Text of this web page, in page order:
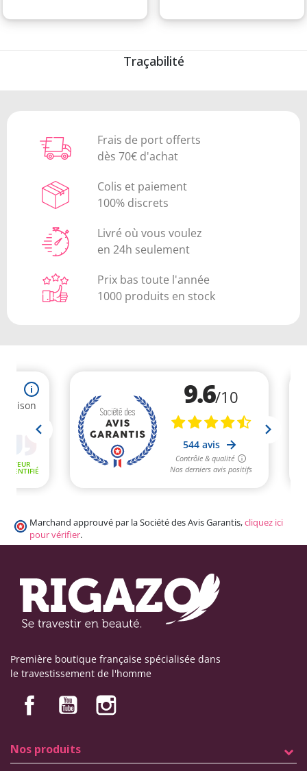
Traçabilité
Frais de port offerts
dès 70€ d'achat
Colis et paiement
100% discrets
Livré où vous voulez
en 24h seulement
Prix bas toute l'année
1000 produits en stock
Marchand approuvé par la Société des Avis Garantis,cliquez ici
pour vérifier.
Première boutique française spécialisée dans
le travestissement de l'homme
Nos produits